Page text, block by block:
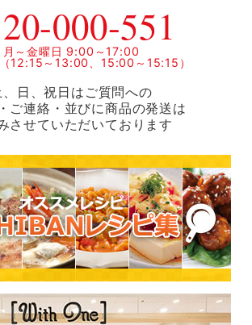
000-551
月～金曜日 9:00～17:00
12:15～13:00、15:00～15:15）
、日、祝日はご質問への
ご連絡・並びに商品の発送は
させていただいております